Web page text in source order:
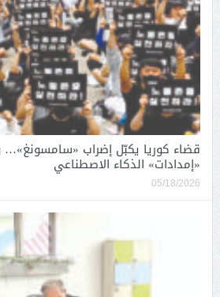
قضاء كوريا يكبّل إضراب «سامسونغ»…
«إمدادات» الذكاء الاصطناعي
05/18/2026